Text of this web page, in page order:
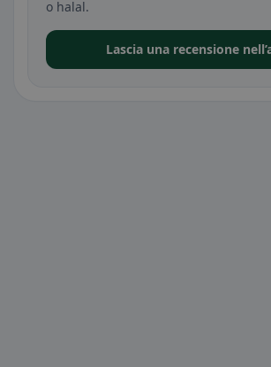
o halal.
Lascia una recensione